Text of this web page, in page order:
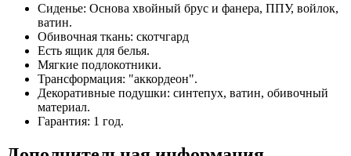
Сиденье: Основа хвойный брус и фанера, ППУ, войлок,
ватин.
Обивочная ткань: скотчгард
Есть ящик для белья.
Мягкие подлокотники.
Трансформация: "аккордеон".
Декоративные подушки: синтепух, ватин, обивочный
материал.
Гарантия: 1 год.